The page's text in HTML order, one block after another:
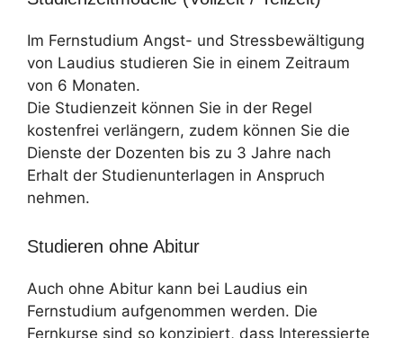
Im Fernstudium Angst- und Stressbewältigung
von Laudius studieren Sie in einem Zeitraum
von 6 Monaten.
Die Studienzeit können Sie in der Regel
kostenfrei verlängern, zudem können Sie die
Dienste der Dozenten bis zu 3 Jahre nach
Erhalt der Studienunterlagen in Anspruch
nehmen.
Studieren ohne Abitur
Auch ohne Abitur kann bei Laudius ein
Fernstudium aufgenommen werden. Die
Fernkurse sind so konzipiert, dass Interessierte